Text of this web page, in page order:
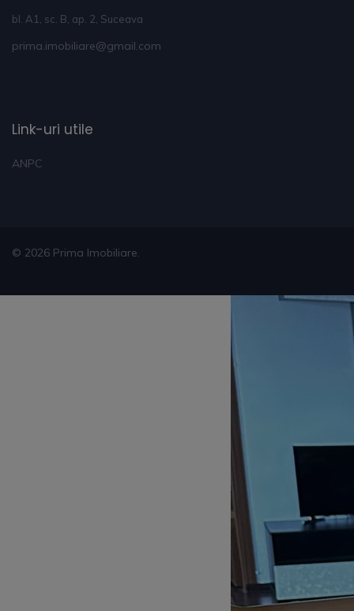
bl. A1, sc. B, ap. 2, Suceava
prima.imobiliare@gmail.com
Link-uri utile
ANPC
© 2026 Prima Imobiliare.